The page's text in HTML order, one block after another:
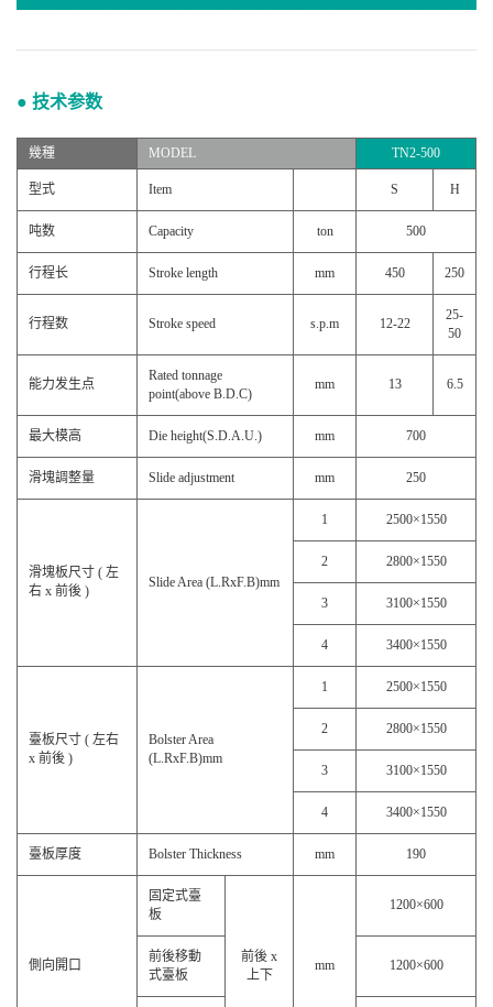
● 技术参数
幾種 MODEL TN2-500
型式 Item S H
吨数 Capacity ton 500
行程长 Stroke length mm 450 250
行程数 Stroke speed s.p.m 12-22
25-
50
能力发生点
Rated tonnage
point(above B.D.C)
mm 13 6.5
最大模高 Die height(S.D.A.U.) mm 700
滑塊調整量 Slide adjustment mm 250
滑塊板尺寸 ( 左
右 x 前後 )
Slide Area (L.RxF.B)mm
1 2500×1550
2 2800×1550
3 3100×1550
4 3400×1550
臺板尺寸 ( 左右
x 前後 )
Bolster Area
(L.RxF.B)mm
1 2500×1550
2 2800×1550
3 3100×1550
4 3400×1550
臺板厚度 Bolster Thickness mm 190
側向開口
固定式臺
板
前後 x
上下
mm
1200×600
前後移動
式臺板
1200×600